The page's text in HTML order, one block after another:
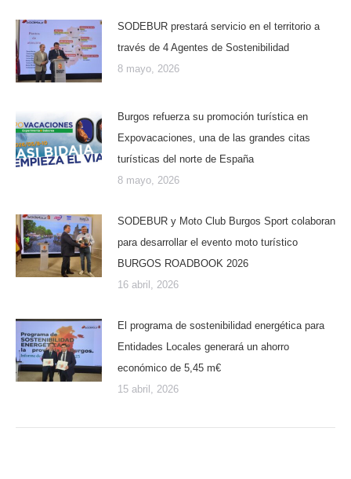
SODEBUR prestará servicio en el territorio a
través de 4 Agentes de Sostenibilidad
8 mayo, 2026
Burgos refuerza su promoción turística en
Expovacaciones, una de las grandes citas
turísticas del norte de España
8 mayo, 2026
SODEBUR y Moto Club Burgos Sport colaboran
para desarrollar el evento moto turístico
BURGOS ROADBOOK 2026
16 abril, 2026
El programa de sostenibilidad energética para
Entidades Locales generará un ahorro
económico de 5,45 m€
15 abril, 2026